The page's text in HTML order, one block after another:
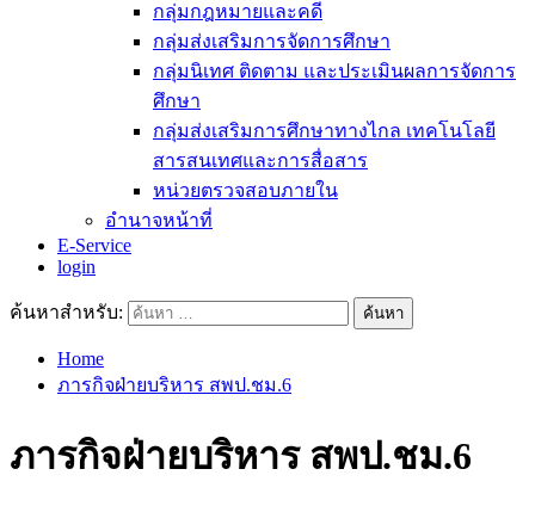
กลุ่มกฎหมายและคดี
กลุ่มส่งเสริมการจัดการศึกษา
กลุ่มนิเทศ ติดตาม และประเมินผลการจัดการ
ศึกษา
กลุ่มส่งเสริมการศึกษาทางไกล เทคโนโลยี
สารสนเทศและการสื่อสาร
หน่วยตรวจสอบภายใน
อำนาจหน้าที่
E-Service
login
ค้นหาสำหรับ:
Home
ภารกิจฝ่ายบริหาร สพป.ชม.6
ภารกิจฝ่ายบริหาร สพป.ชม.6